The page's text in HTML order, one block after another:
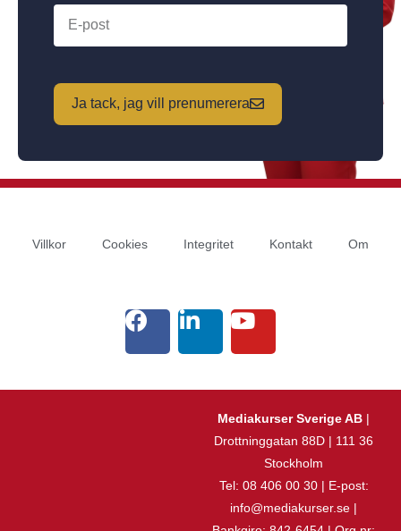
Ja tack, jag vill prenumerera
Villkor Cookies Integritet Kontakt Om
Mediakurser Sverige AB |
Drottninggatan 88D | 111 36
Stockholm
Tel: 08 406 00 30 | E-post:
info@mediakurser.se |